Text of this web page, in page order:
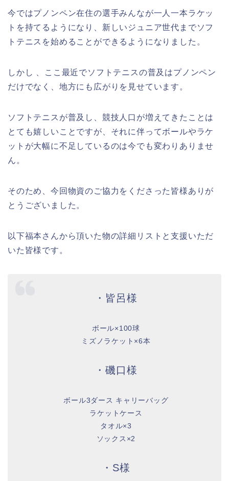
今ではプノンペン在住の選手みんなが一人一本ラケッ
トを持てるようになり、新しいジュニア世代までソフ
トテニスを始めることができるようになりました。
しかし 、ここ最近でソフトテニスの普及はプノンペン
だけでなく、地方にも広がりを見せています。
ソフトテニスが普及し、競技人口が増えてきたことは
とても嬉しいことですが、それに伴ってボールやラケ
ットが大幅に不足しているのは今でも変わりありませ
ん。
そのため、今回物資のご協力をくださった皆様ありが
とうございました。
以下福本さんから頂いた物の詳細リストと支援いただ
いた皆様です。
・皆呂様
ボール×100球
ミズノラケット×6本
・磯口様
ボール3ダース キャリーバッグ
ラケットケース
タオル×3
ソックス×2
・S様